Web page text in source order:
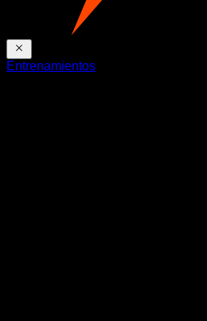
Entrenamientos